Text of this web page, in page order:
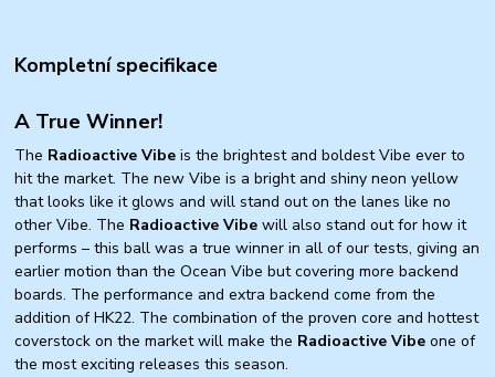
Kompletní specifikace
A True Winner!
The Radioactive Vibe is the brightest and boldest Vibe ever to
hit the market. The new Vibe is a bright and shiny neon yellow
that looks like it glows and will stand out on the lanes like no
other Vibe. The Radioactive Vibe will also stand out for how it
performs – this ball was a true winner in all of our tests, giving an
earlier motion than the Ocean Vibe but covering more backend
boards. The performance and extra backend come from the
addition of HK22. The combination of the proven core and hottest
coverstock on the market will make the Radioactive Vibe one of
the most exciting releases this season.